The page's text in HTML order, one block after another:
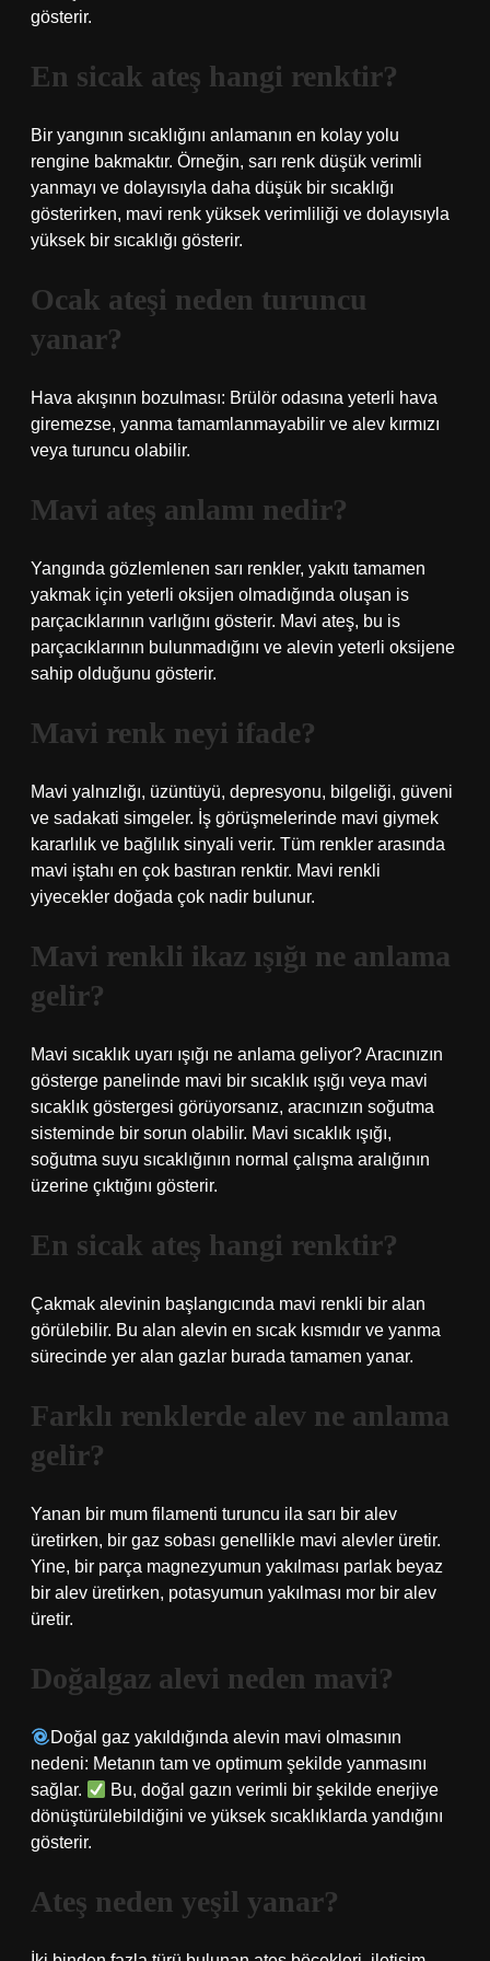
gösterir.
En sicak ateş hangi renktir?
Bir yangının sıcaklığını anlamanın en kolay yolu
rengine bakmaktır. Örneğin, sarı renk düşük verimli
yanmayı ve dolayısıyla daha düşük bir sıcaklığı
gösterirken, mavi renk yüksek verimliliği ve dolayısıyla
yüksek bir sıcaklığı gösterir.
Ocak ateşi neden turuncu
yanar?
Hava akışının bozulması: Brülör odasına yeterli hava
giremezse, yanma tamamlanmayabilir ve alev kırmızı
veya turuncu olabilir.
Mavi ateş anlamı nedir?
Yangında gözlemlenen sarı renkler, yakıtı tamamen
yakmak için yeterli oksijen olmadığında oluşan is
parçacıklarının varlığını gösterir. Mavi ateş, bu is
parçacıklarının bulunmadığını ve alevin yeterli oksijene
sahip olduğunu gösterir.
Mavi renk neyi ifade?
Mavi yalnızlığı, üzüntüyü, depresyonu, bilgeliği, güveni
ve sadakati simgeler. İş görüşmelerinde mavi giymek
kararlılık ve bağlılık sinyali verir. Tüm renkler arasında
mavi iştahı en çok bastıran renktir. Mavi renkli
yiyecekler doğada çok nadir bulunur.
Mavi renkli ikaz ışığı ne anlama
gelir?
Mavi sıcaklık uyarı ışığı ne anlama geliyor? Aracınızın
gösterge panelinde mavi bir sıcaklık ışığı veya mavi
sıcaklık göstergesi görüyorsanız, aracınızın soğutma
sisteminde bir sorun olabilir. Mavi sıcaklık ışığı,
soğutma suyu sıcaklığının normal çalışma aralığının
üzerine çıktığını gösterir.
En sicak ateş hangi renktir?
Çakmak alevinin başlangıcında mavi renkli bir alan
görülebilir. Bu alan alevin en sıcak kısmıdır ve yanma
sürecinde yer alan gazlar burada tamamen yanar.
Farklı renklerde alev ne anlama
gelir?
Yanan bir mum filamenti turuncu ila sarı bir alev
üretirken, bir gaz sobası genellikle mavi alevler üretir.
Yine, bir parça magnezyumun yakılması parlak beyaz
bir alev üretirken, potasyumun yakılması mor bir alev
üretir.
Doğalgaz alevi neden mavi?
Doğal gaz yakıldığında alevin mavi olmasının
nedeni: Metanın tam ve optimum şekilde yanmasını
sağlar.
Bu, doğal gazın verimli bir şekilde enerjiye
dönüştürülebildiğini ve yüksek sıcaklıklarda yandığını
gösterir.
Ateş neden yeşil yanar?